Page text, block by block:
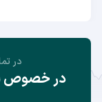
در
در خصوص